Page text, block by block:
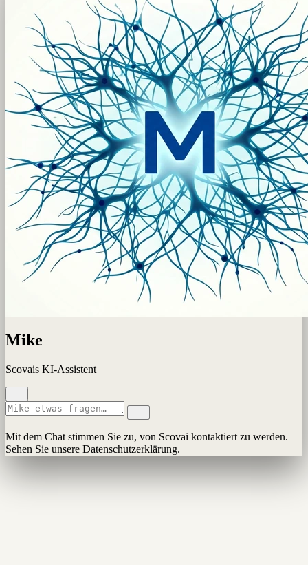
Mike
Scovais KI-Assistent
Mit dem Chat stimmen Sie zu, von Scovai kontaktiert zu werden.
Sehen Sie unsere Datenschutzerklärung.